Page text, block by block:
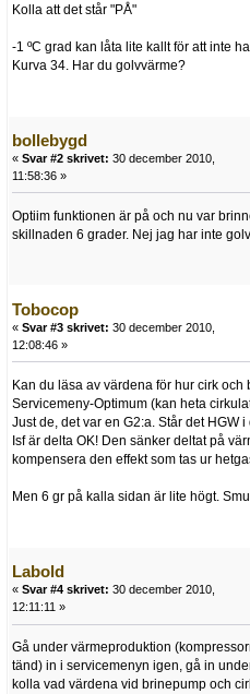
Kolla att det står "PÅ"
-1 ºC grad kan låta lite kallt för att inte ha
Kurva 34. Har du golvvärme?
bollebygd
« Svar #2 skrivet: 30 december 2010,
11:58:36 »
Optiim funktionen är på och nu var
skillnaden 6 grader. Nej jag har inte
Tobocop
« Svar #3 skrivet: 30 december 2010,
12:08:46 »
Kan du läsa av värdena för hur cirk och
Servicemeny-Optimum (kan heta
Just de, det var en G2:a. Står det HGW
Isf är delta OK! Den sänker deltat på
kompensera den effekt som tas ur
Men 6 gr på kalla sidan är lite högt.
Labold
« Svar #4 skrivet: 30 december 2010,
12:11:11 »
Gå under värmeproduktion
tänd) in i servicemenyn igen, gå in
kolla vad värdena vid brinepump och